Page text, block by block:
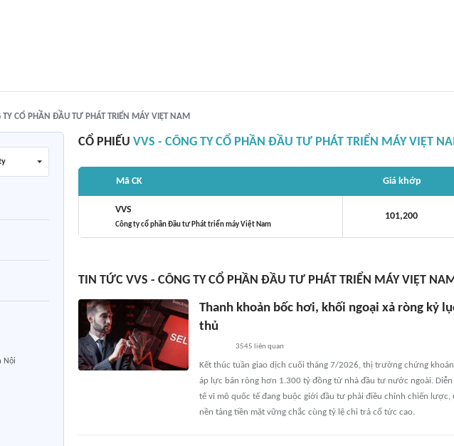
TY CỔ PHẦN ĐẦU TƯ PHÁT TRIỂN MÁY VIỆT NAM
Nội
CỔ PHIẾU VVS - CÔNG TY CỔ PHẦN ĐẦU TƯ PHÁT TRIỂN MÁY VIỆT
Mã CK Giá khớp
VVS
Công ty cổ phần Đầu tư Phát triển máy Việt Nam
101,200
TIN TỨC VVS - CÔNG TY CỔ PHẦN ĐẦU TƯ PHÁT TRIỂN MÁY VIỆT NAM
Thanh khoản bốc hơi, khối ngoại xả ròng kỷ
thủ
3545 liên quan
Kết thúc tuần giao dịch cuối tháng 7/2026, thị trường chứng
áp lực bán ròng hơn 1.300 tỷ đồng từ nhà đầu tư nước ngoài.
tế vĩ mô quốc tế đang buộc giới đầu tư phải điều chỉnh chiến
nền tảng tiền mặt vững chắc cùng tỷ lệ chi trả cổ tức cao.